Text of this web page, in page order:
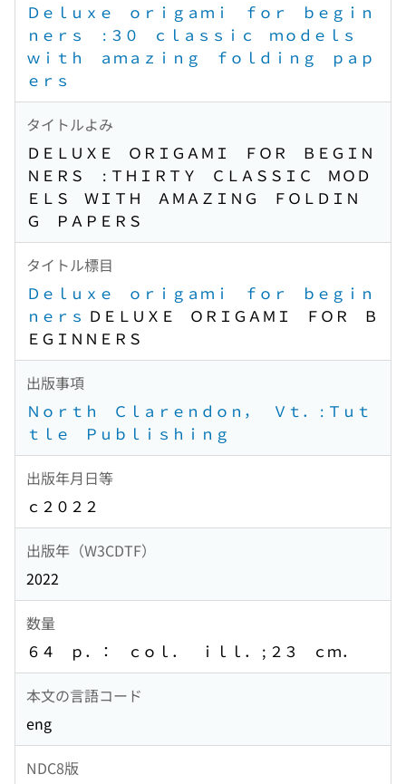
Ｄｅｌｕｘｅ ｏｒｉｇａｍｉ ｆｏｒ ｂｅｇｉｎ
ｎｅｒｓ : ３０ ｃｌａｓｓｉｃ ｍｏｄｅｌｓ
ｗｉｔｈ ａｍａｚｉｎｇ ｆｏｌｄｉｎｇ ｐａｐ
ｅｒｓ
タイトルよみ
ＤＥＬＵＸＥ ＯＲＩＧＡＭＩ ＦＯＲ ＢＥＧＩＮ
ＮＥＲＳ : ＴＨＩＲＴＹ ＣＬＡＳＳＩＣ ＭＯＤ
ＥＬＳ ＷＩＴＨ ＡＭＡＺＩＮＧ ＦＯＬＤＩＮ
Ｇ ＰＡＰＥＲＳ
タイトル標目
Ｄｅｌｕｘｅ ｏｒｉｇａｍｉ ｆｏｒ ｂｅｇｉｎ
ｎｅｒｓ ＤＥＬＵＸＥ ＯＲＩＧＡＭＩ ＦＯＲ Ｂ
ＥＧＩＮＮＥＲＳ
出版事項
Ｎｏｒｔｈ Ｃｌａｒｅｎｄｏｎ， Ｖｔ． : Ｔｕｔ
ｔｌｅ Ｐｕｂｌｉｓｈｉｎｇ
出版年月日等
ｃ２０２２
出版年（W3CDTF）
2022
数量
６４ ｐ．： ｃｏｌ． ｉｌｌ． ; ２３ ｃｍ．
本文の言語コード
eng
NDC8版